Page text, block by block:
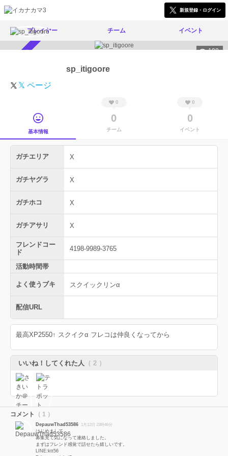
新規登録・ログイン
プレイヤー チーム イベント
198
sp_itigoore
𝕏 ページ
基本情報
0
0
チーム
0
0
イベント
ガチエリア X
ガチヤグラ X
ガチホコ X
ガチアサリ X
フレンドコー
ド
4198-9989-3765
活動時間帯
よく使うブキ スクイックリンα
配信URL
最高XP2550↑ スクイクα フレコは仲良くなってから
いいね！してくれた人 （ 2 ）
コメント （ 1 ）
DepauwThad53586 1月12日 23時46分
はじめまして。
募集見て気になって連絡しました。
まずはフレンド感覚で話せたら嬉しいです。
LINE:ktt56